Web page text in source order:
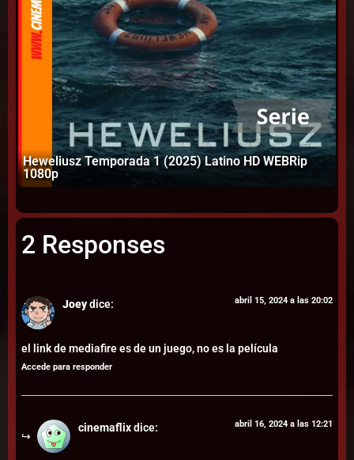
Heweliusz Temporada 1 (2025) Latino HD WEBRip
1080p
2 Responses
Joeydice: abril 15, 2024 a las 20:02
el link de mediafire es de un juego, no es la película
Accede para responder
cinemaflixdice: abril 16, 2024 a las 12:21